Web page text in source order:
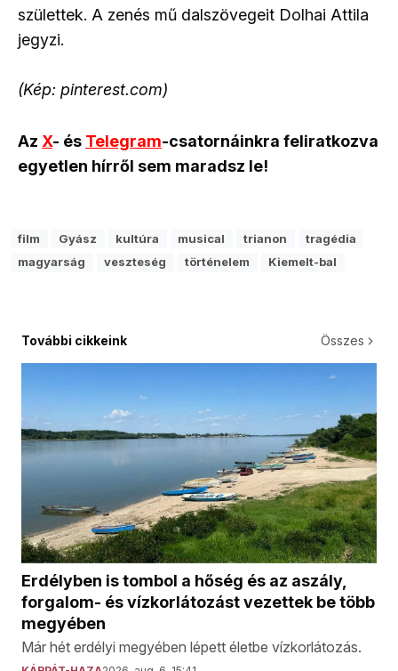
születtek. A zenés mű dalszövegeit Dolhai Attila
jegyzi.
(Kép: pinterest.com)
Az X- és Telegram-csatornáinkra feliratkozva
egyetlen hírről sem maradsz le!
film Gyász kultúra musical trianon
tragédia
magyarság
veszteség történelem Kiemelt-bal
További cikkeink Összes
Erdélyben is tombol a hőség és az aszály,
forgalom- és vízkorlátozást vezettek be több
megyében
Már hét erdélyi megyében lépett életbe vízkorlátozás.